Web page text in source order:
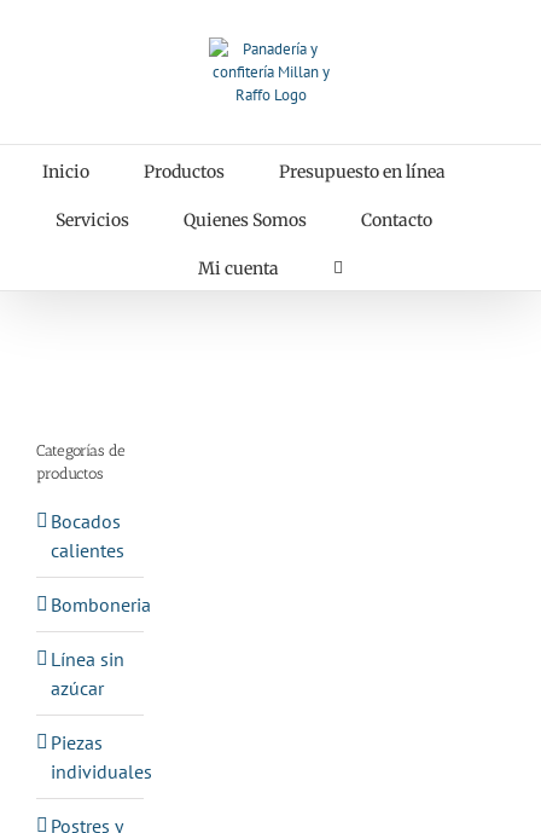
Inicio Productos Presupuesto en línea
Servicios Quienes Somos Contacto
Mi cuenta
Categorías de
productos
Bocados
calientes
Bomboneria
Línea sin
azúcar
Piezas
individuales
Postres y